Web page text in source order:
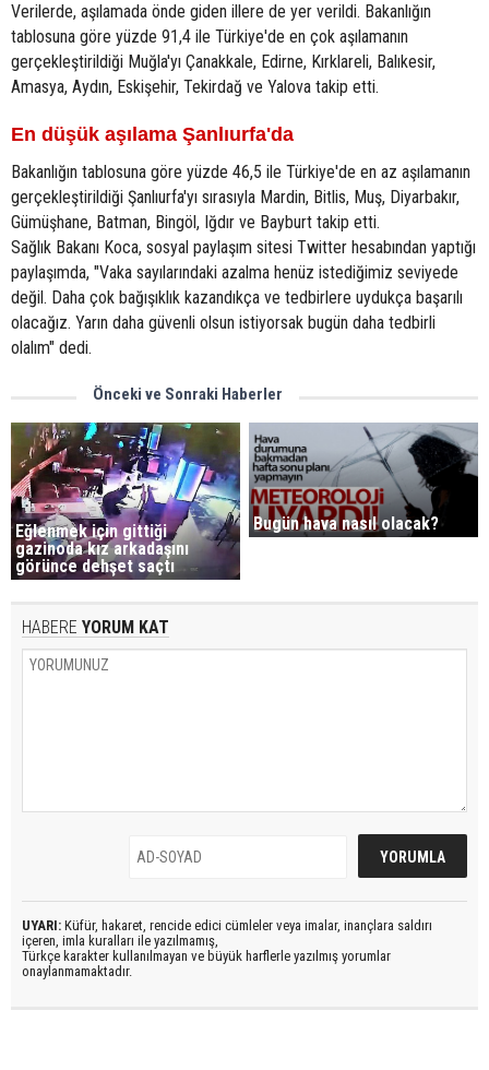
Verilerde, aşılamada önde giden illere de yer verildi. Bakanlığın
tablosuna göre yüzde 91,4 ile Türkiye'de en çok aşılamanın
gerçekleştirildiği Muğla'yı Çanakkale, Edirne, Kırklareli, Balıkesir,
Amasya, Aydın, Eskişehir, Tekirdağ ve Yalova takip etti.
En düşük aşılama Şanlıurfa'da
Bakanlığın tablosuna göre yüzde 46,5 ile Türkiye'de en az aşılamanın
gerçekleştirildiği Şanlıurfa'yı sırasıyla Mardin, Bitlis, Muş, Diyarbakır,
Gümüşhane, Batman, Bingöl, Iğdır ve Bayburt takip etti.
Sağlık Bakanı Koca, sosyal paylaşım sitesi Twitter hesabından yaptığı
paylaşımda, "Vaka sayılarındaki azalma henüz istediğimiz seviyede
değil. Daha çok bağışıklık kazandıkça ve tedbirlere uydukça başarılı
olacağız. Yarın daha güvenli olsun istiyorsak bugün daha tedbirli
olalım" dedi.
Önceki ve Sonraki Haberler
Eğlenmek için gittiği
gazinoda kız arkadaşını
görünce dehşet saçtı
Bugün hava nasıl olacak?
HABERE YORUM KAT
UYARI: Küfür, hakaret, rencide edici cümleler veya imalar, inançlara saldırı
içeren, imla kuralları ile yazılmamış,
Türkçe karakter kullanılmayan ve büyük harflerle yazılmış yorumlar
onaylanmamaktadır.